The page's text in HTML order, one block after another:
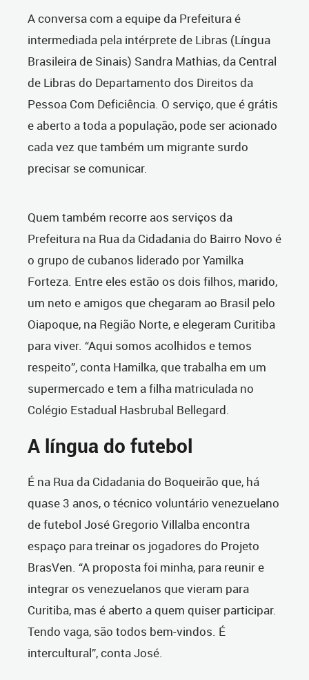
A conversa com a equipe da Prefeitura é
intermediada pela intérprete de Libras (Língua
Brasileira de Sinais) Sandra Mathias, da Central
de Libras do Departamento dos Direitos da
Pessoa Com Deficiência. O serviço, que é grátis
e aberto a toda a população, pode ser acionado
cada vez que também um migrante surdo
precisar se comunicar.
Quem também recorre aos serviços da
Prefeitura na Rua da Cidadania do Bairro Novo é
o grupo de cubanos liderado por Yamilka
Forteza. Entre eles estão os dois filhos, marido,
um neto e amigos que chegaram ao Brasil pelo
Oiapoque, na Região Norte, e elegeram Curitiba
para viver. “Aqui somos acolhidos e temos
respeito”, conta Hamilka, que trabalha em um
supermercado e tem a filha matriculada no
Colégio Estadual Hasbrubal Bellegard.
A língua do futebol
É na Rua da Cidadania do Boqueirão que, há
quase 3 anos, o técnico voluntário venezuelano
de futebol José Gregorio Villalba encontra
espaço para treinar os jogadores do Projeto
BrasVen. “A proposta foi minha, para reunir e
integrar os venezuelanos que vieram para
Curitiba, mas é aberto a quem quiser participar.
Tendo vaga, são todos bem-vindos. É
intercultural”, conta José.